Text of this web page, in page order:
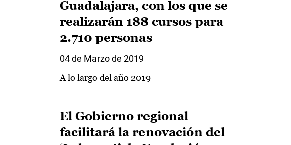
Guadalajara, con los que se
realizarán 188 cursos para
2.710 personas
04 de Marzo de 2019
A lo largo del año 2019
El Gobierno regional
facilitará la renovación del